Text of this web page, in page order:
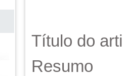
Título do
Resumo